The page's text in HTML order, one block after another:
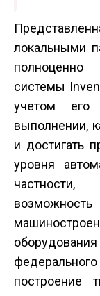
локальными
системы
учетом его
выполнении,
и достигать
уровня
возможность
построение